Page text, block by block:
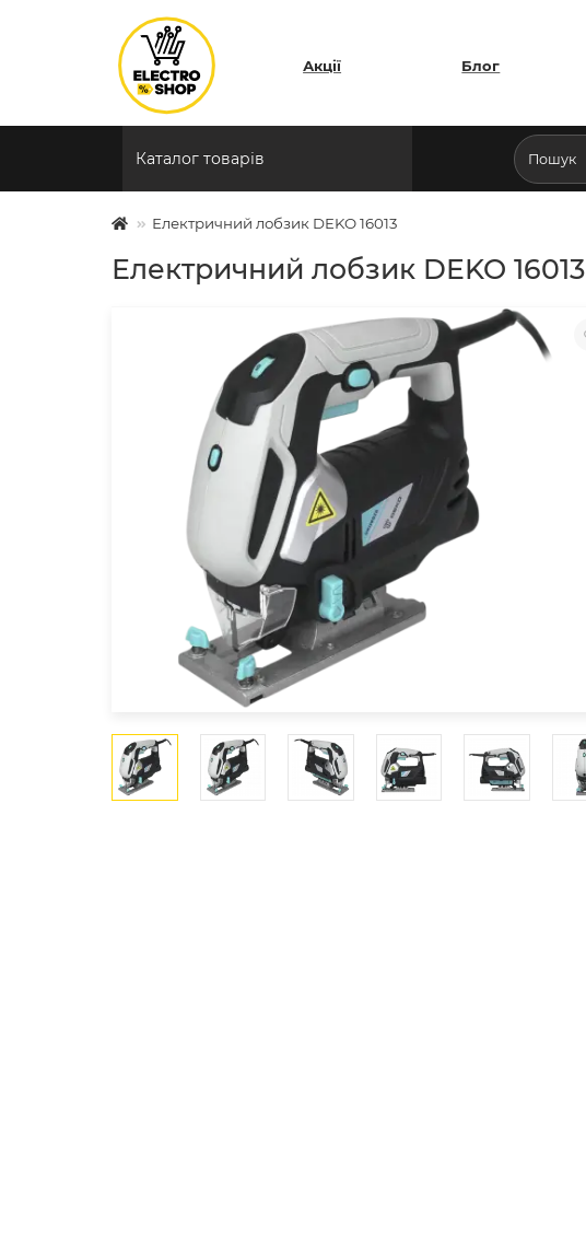
Акції Блог
Каталог товарів
Електричний лобзик DEKO 16013
Електричний лобзик DEKO 16013